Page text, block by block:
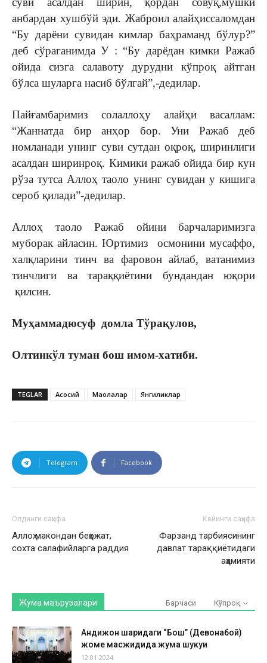
анбардан хушбўй эди. Жаброил алайҳиссаломдан
“Бу дарёни сувидан кимлар баҳраманд бўлур?”
деб сўраганимда У : “Бу дарёдан кимки Ражаб
ойида сизга салавоту дурудни кўпроқ айтган
бўлса шуларга насиб бўлгай”,-дедилар.
Пайғамбаримиз солаллоҳу алайҳи васаллам:
“Жаннатда бир анҳор бор. Уни Ражаб деб
номланади унинг суви сутдан оқроқ, ширинлиги
асалдан ширинроқ. Кимики ражаб ойида бир кун
рўза тутса Аллоҳ таоло унинг сувидан у кишига
сероб қилади”-дедилар.
Аллоҳ таоло Ражаб ойини барчаларимизга
муборак айласин. Юртимиз осмонини мусаффо,
халқларини тинч ва фаровон айлаб, ватанимиз
тинчлиги ва тараққиётини бундандан юқори
қилсин.
Муҳаммадюсуф домла Тўрақулов,
Олтинкўл туман бош имом-хатиби.
TEGLAR Асосий Мақолалар Янгиликлар
Telegram Facebook
Олдинги саҳифа
Аллоҳ макондан беҳожат,
сохта салафийларга раддия
Кейинги саҳифа
Фарзанд тарбиясининг
давлат тараққиётидаги
аҳамияти
Жума маърузалари Барчаси Кўпроқ
Андижон шаҳридаги “Бош” (Девонабой)
жоме масжидида жума шукуҳи
12.01.2024